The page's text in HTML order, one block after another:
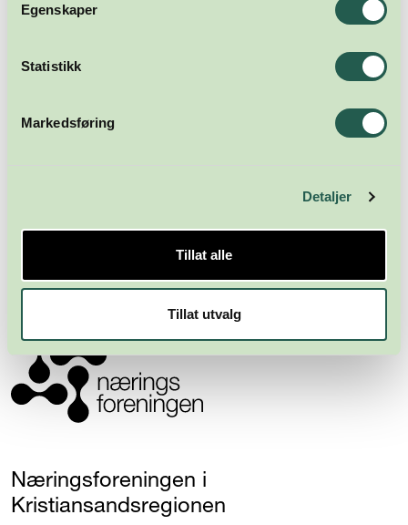
Egenskaper
Statistikk
Markedsføring
Detaljer
Tillat alle
Tillat utvalg
Meld deg på nyhetsbrevet
Næringsforeningen i
Kristiansandsregionen